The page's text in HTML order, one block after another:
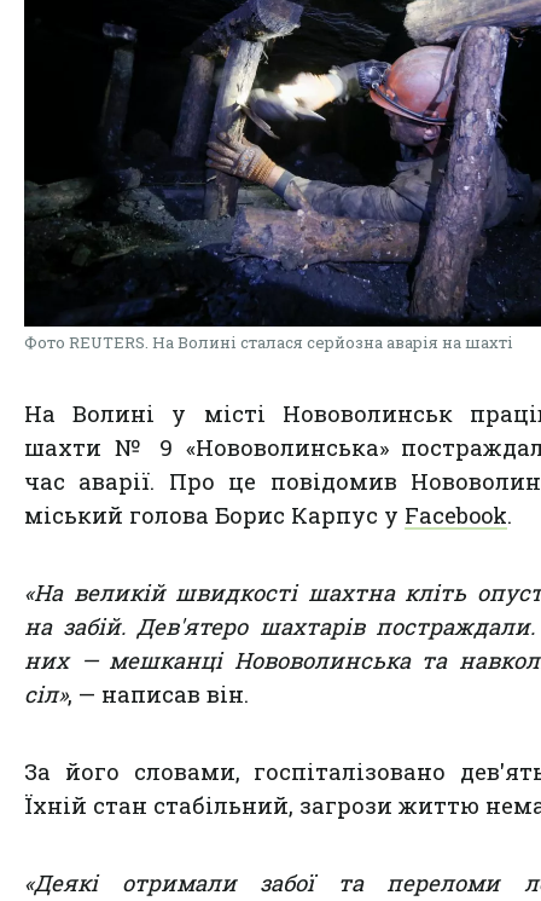
Фото REUTERS. На Волині сталася серйозна аварія на шахті
На Волині у місті Нововолинськ
шахти № 9 «Нововолинська»
час аварії. Про це повідомив
міський голова Борис Карпус у Facebook.
«На великій швидкості шахтна кліть
на забій. Дев'ятеро шахтарів
них — мешканці Нововолинська та
сіл», — написав він.
За його словами, госпіталізовано
Їхній стан стабільний, загрози життю
«Деякі отримали забої та переломи